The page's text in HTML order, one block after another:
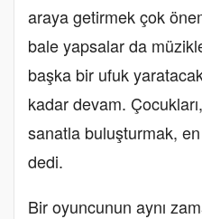
araya getirmek çok
bale yapsalar da
başka bir ufuk
kadar devam.
sanatla buluşturmak, en
dedi.
Bir oyuncunun aynı